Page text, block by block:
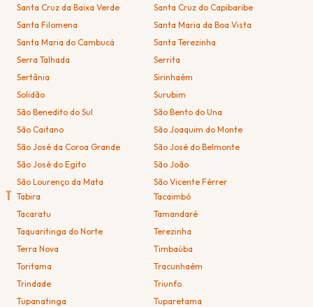
Santa Cruz da Baixa Verde
Santa Cruz do Capibaribe
Santa Filomena
Santa Maria da Boa Vista
Santa Maria do Cambucá
Santa Terezinha
Serra Talhada
Serrita
Sertânia
Sirinhaém
Solidão
Surubim
São Benedito do Sul
São Bento do Una
São Caitano
São Joaquim do Monte
São José da Coroa Grande
São José do Belmonte
São José do Egito
São João
São Lourenço da Mata
São Vicente Férrer
T Tabira
Tacaimbó
Tacaratu
Tamandaré
Taquaritinga do Norte
Terezinha
Terra Nova
Timbaúba
Toritama
Tracunhaém
Trindade
Triunfo
Tupanatinga
Tuparetama